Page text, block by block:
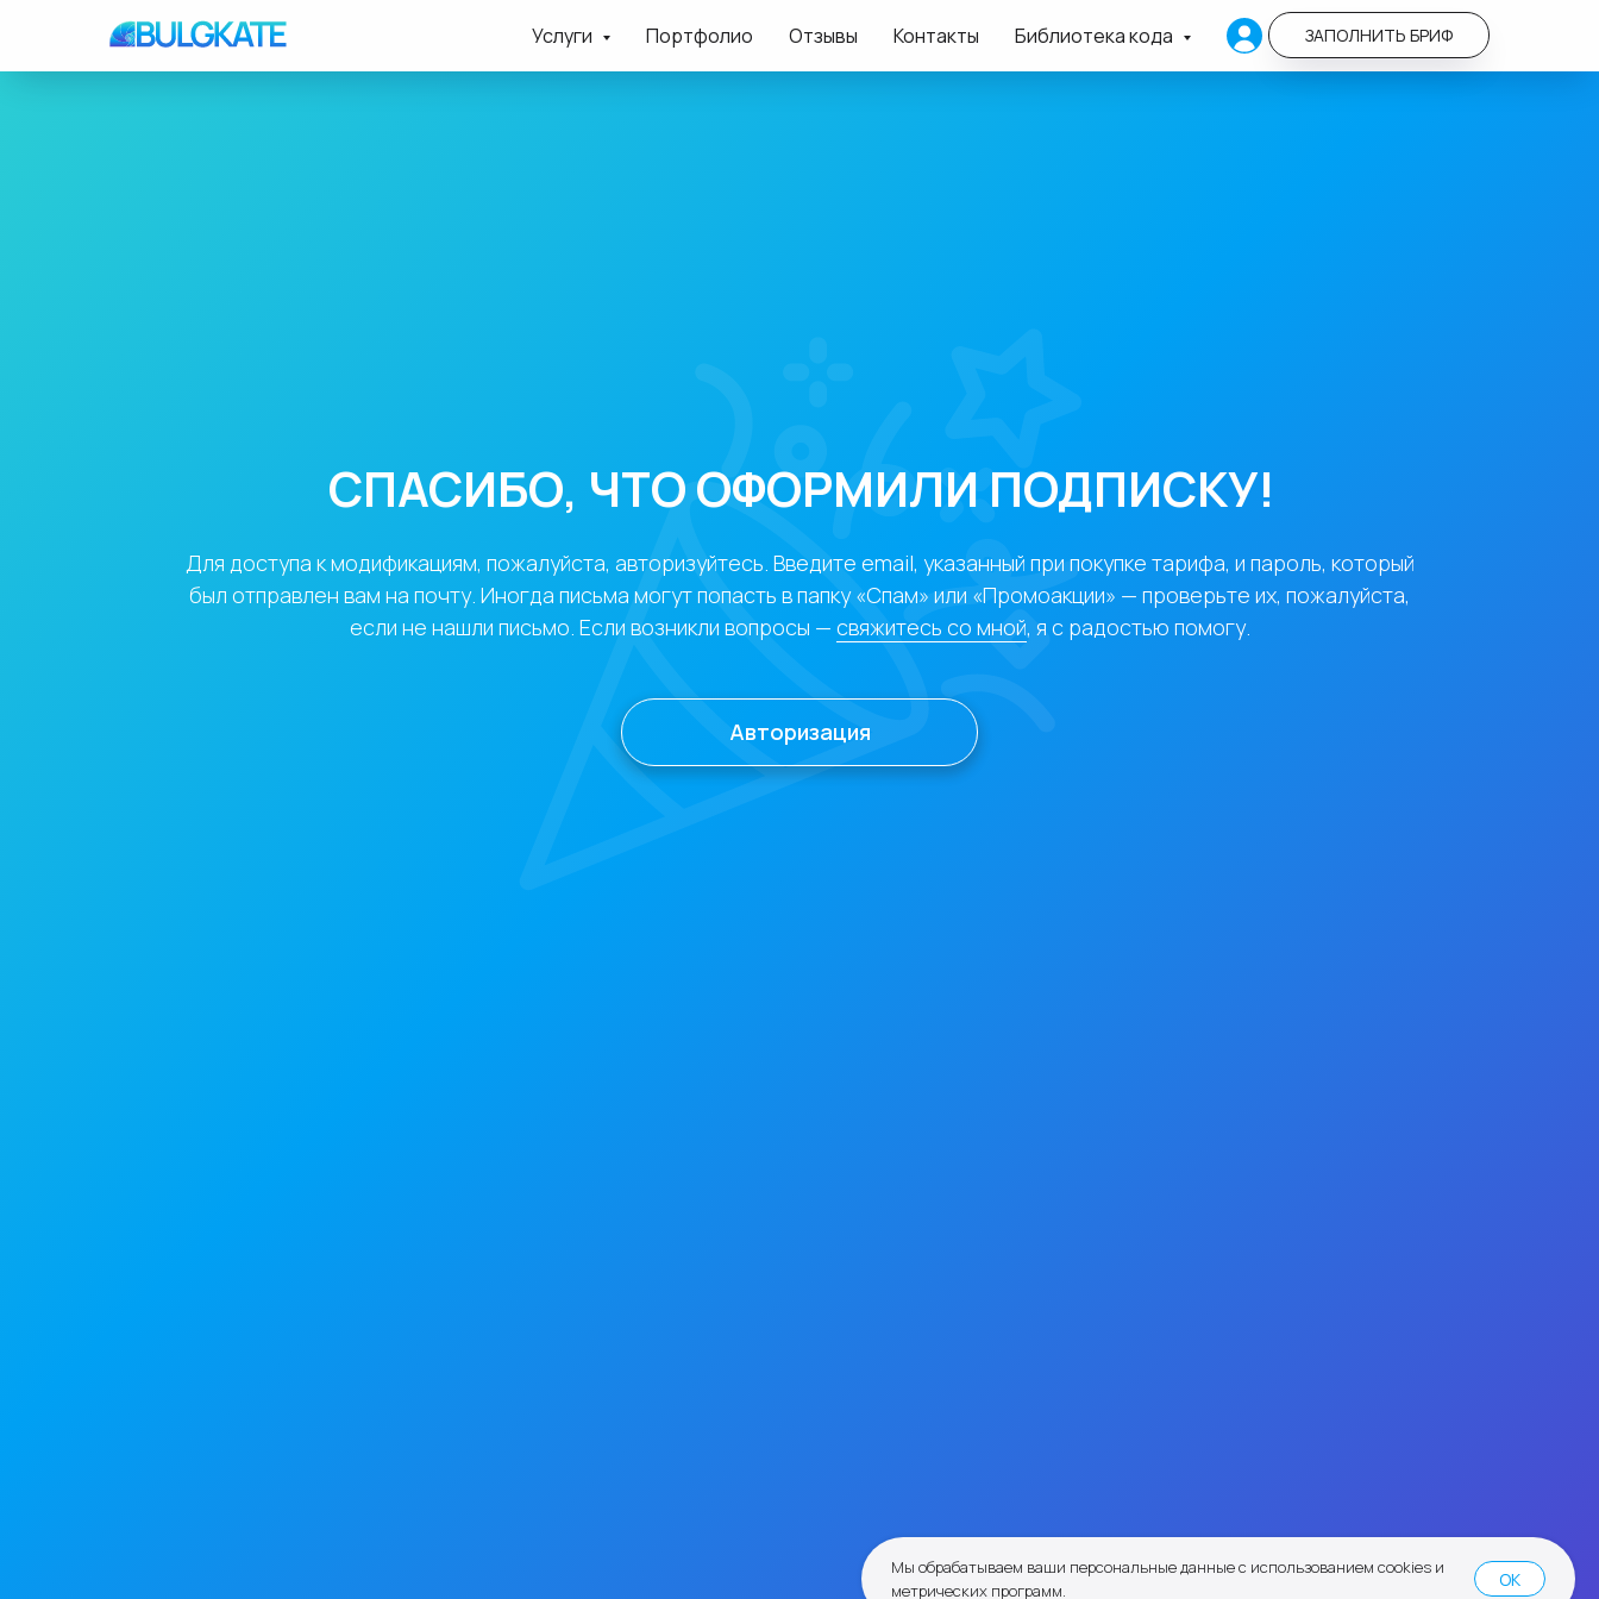
Услуги Портфолио Отзывы Контакты Библиотека кода ЗАПОЛНИТЬ БРИФ
СПАСИБО, ЧТО ОФОРМИЛИ ПОДПИСКУ!
Для доступа к модификациям, пожалуйста, авторизуйтесь. Введите email, указанный при покупке тарифа, и пароль, который
был отправлен вам на почту. Иногда письма могут попасть в папку «Спам» или «Промоакции» — проверьте их, пожалуйста,
если не нашли письмо. Если возникли вопросы — свяжитесь со мной, я с радостью помогу.
Авторизация
Мы обрабатываем ваши персональные данные с использованием cookies и
метрических программ.
OK